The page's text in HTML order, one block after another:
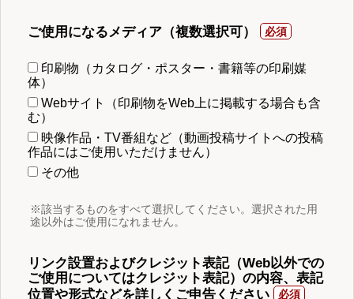
ご使用になるメディア（複数選択可）
印刷物（カタログ・ポスター・書籍等の印刷媒
体）
Webサイト（印刷物をWeb上に掲載する場合も含
む）
映像作品・TV番組など（動画投稿サイトへの投稿
作品にはご使用いただけません）
その他
※該当するものをすべて選択してください。選択された用
途以外はご使用になれません。
リンク設置およびクレジット表記（Web以外での
ご使用についてはクレジット表記）の内容、表記
位置や形式などを詳しくご申告ください